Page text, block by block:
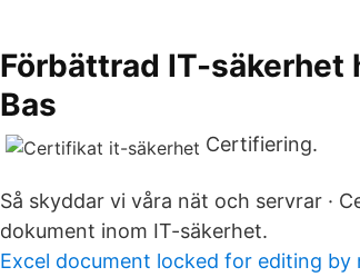
Förbättrad IT-säkerhet
Bas
Certifiering.
Så skyddar vi våra nät och servrar ·
dokument inom IT-säkerhet.
Excel document locked for editing by